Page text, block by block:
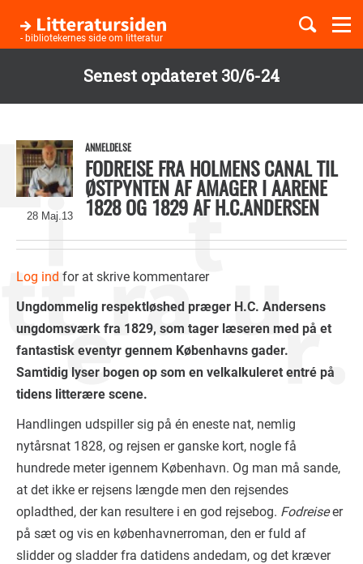
Senest opdateret 30/6-24
hovedindhold
- bibliotekernes side om litteratur
Børnebøger
Temaer
28 Maj.13
ANMELDELSE
FODREISE FRA HOLMENS CANAL TIL
ØSTPYNTEN AF AMAGER I AARENE
1828 OG 1829 AF H.C.ANDERSEN
Log ind for at skrive kommentarer
Ungdommelig respektløshed præger H.C. Andersens
ungdomsværk fra 1829, som tager læseren med på et
fantastisk eventyr gennem Københavns gader.
Samtidig lyser bogen op som en velkalkuleret entré på
tidens litterære scene.
Handlingen udspiller sig på én eneste nat, nemlig
nytårsnat 1828, og rejsen er ganske kort, nogle få
hundrede meter igennem København. Og man må sande,
at det ikke er rejsens længde men den rejsendes
opladthed, der kan resultere i en god rejsebog. Fodreiseer
på sæt og vis en københavnerroman, den er fuld af
slidder og sladder fra datidens andedam, og det kræver